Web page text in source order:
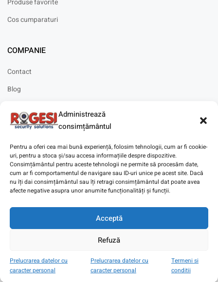
Administrează
consimțământul
Pentru a oferi cea mai bună experiență, folosim tehnologii, cum ar fi cookie-
uri, pentru a stoca și/sau accesa informațiile despre dispozitive.
Consimțământul pentru aceste tehnologii ne permite să procesăm date,
cum ar fi comportamentul de navigare sau ID-uri unice pe acest site. Dacă
nu îți dai consimțământul sau îți retragi consimțământul dat poate avea
afecte negative asupra unor anumite funcționalități și funcții.
Acceptă
Refuză
Prelucrarea datelor cu
caracter personal
Prelucrarea datelor cu
caracter personal
Termeni si
conditii
Magazin Search Wishlist
Produse favorite
Cos cumparaturi
COMPANIE
Contact
Blog
Solicitare instalare
Copyright © 2025Digitaz.